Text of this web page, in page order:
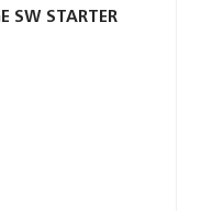
SW STARTER